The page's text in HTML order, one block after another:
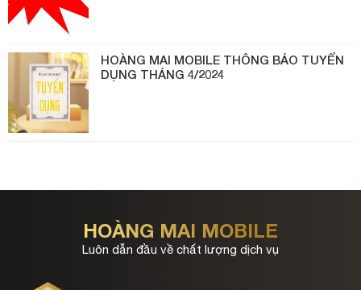
HOÀNG MAI MOBILE THÔNG BÁO TUYỂN
DỤNG THÁNG 4/2024
HOÀNG MAI MOBILE
Luôn dẫn đầu về chất lượng dịch vụ